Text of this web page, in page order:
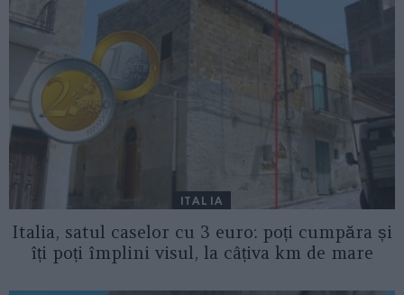
ITALIA
Italia, satul caselor cu 3 euro: poți cumpăra și
îți poți împlini visul, la câțiva km de mare